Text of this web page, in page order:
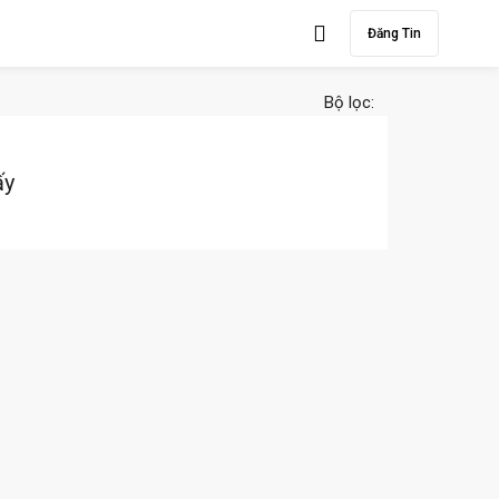
Đăng Tin
Bộ lọc: